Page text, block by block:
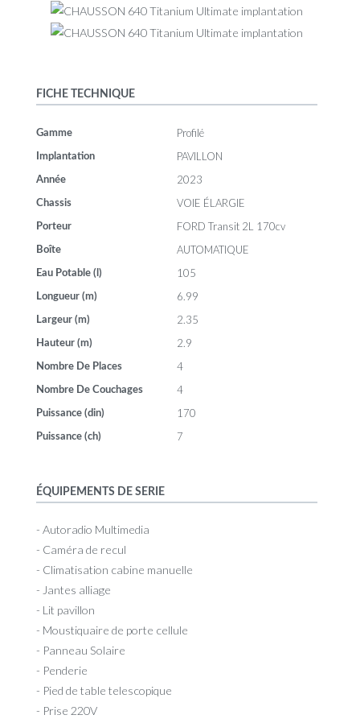
FICHE TECHNIQUE
Gamme Profilé
Implantation PAVILLON
Année 2023
Chassis VOIE ÉLARGIE
Porteur FORD Transit 2L 170cv
Boîte AUTOMATIQUE
Eau Potable (l) 105
Longueur (m) 6.99
Largeur (m) 2.35
Hauteur (m) 2.9
Nombre De Places 4
Nombre De Couchages 4
Puissance (din) 170
Puissance (ch) 7
ÉQUIPEMENTS DE SERIE
- Autoradio Multimedia
- Caméra de recul
- Climatisation cabine manuelle
- Jantes alliage
- Lit pavillon
- Moustiquaire de porte cellule
- Panneau Solaire
- Penderie
- Pied de table telescopique
- Prise 220V